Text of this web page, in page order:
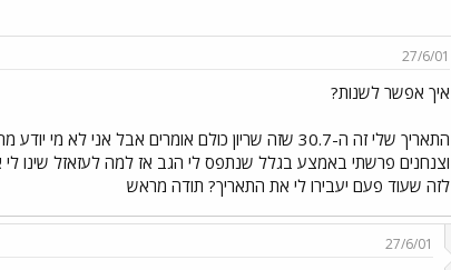
27/6/01
איך אפשר לשנות?
התאריך שלי זה ה-30.7 שזה שריון כולם אומרים אבל
לזה שעוד פעם יעבירו לי את התאריך? תודה מראש
27/6/01